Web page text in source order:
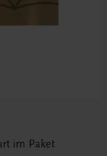
im Paket